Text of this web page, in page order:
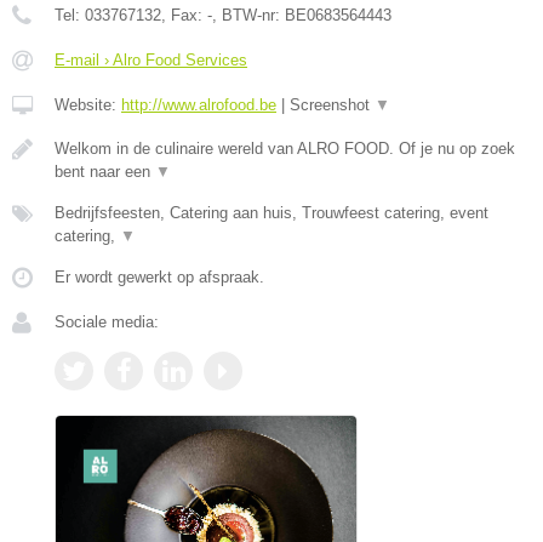
Tel: 033767132 , Fax: - , BTW-nr: BE0683564443
E-mail › Alro Food Services
Website: http://www.alrofood.be Screenshot ▼
Welkom in de culinaire wereld van ALRO FOOD. Of je nu op zoek
bent naar een ▼
Bedrijfsfeesten, Catering aan huis, Trouwfeest catering, event
catering,
▼
Er wordt gewerkt op afspraak.
Sociale media: